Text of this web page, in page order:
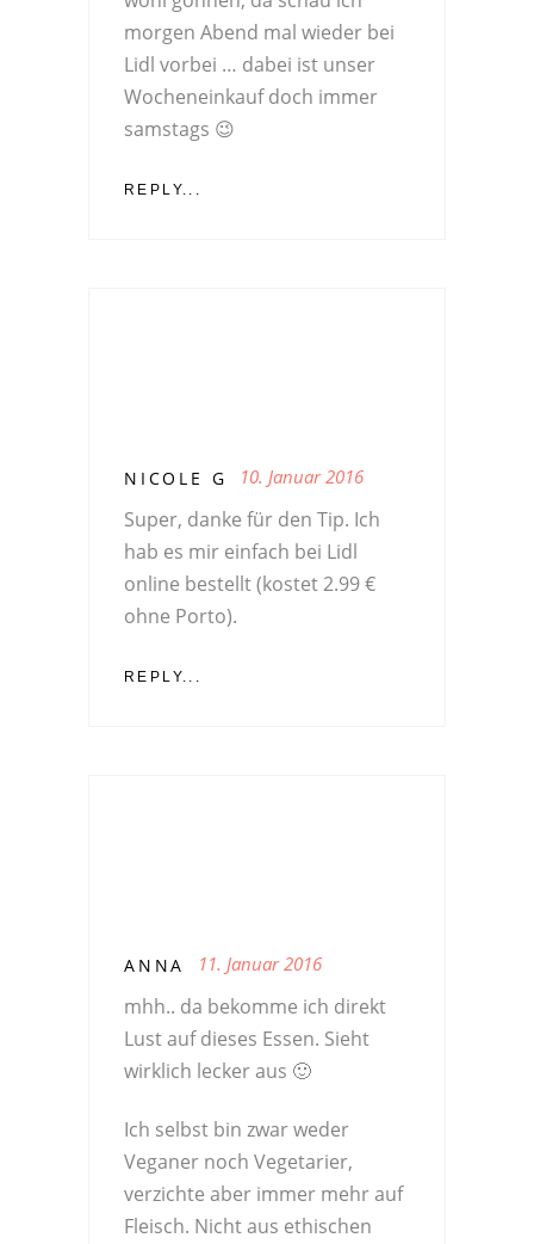
morgen Abend mal wieder bei
Lidl vorbei … dabei ist unser
Wocheneinkauf doch immer
samstags 😉
REPLY...
NICOLE G 10. Januar 2016
Super, danke für den Tip. Ich
hab es mir einfach bei Lidl
online bestellt (kostet 2.99 €
ohne Porto).
REPLY...
ANNA 11. Januar 2016
mhh.. da bekomme ich direkt
Lust auf dieses Essen. Sieht
wirklich lecker aus 🙂
Ich selbst bin zwar weder
Veganer noch Vegetarier,
verzichte aber immer mehr auf
Fleisch. Nicht aus ethischen